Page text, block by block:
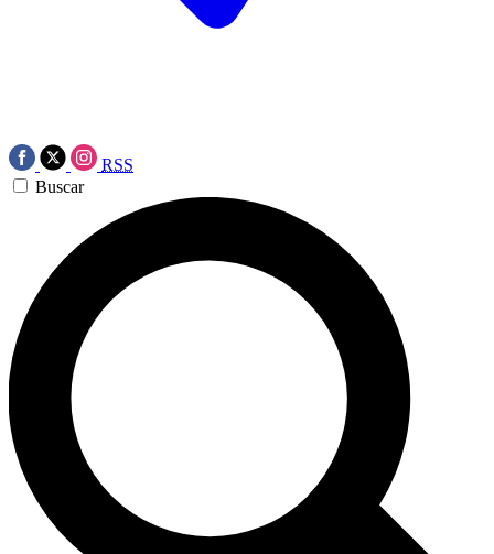
RSS
Buscar